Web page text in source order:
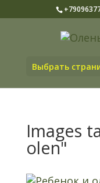
Выбрать
Images
olen"